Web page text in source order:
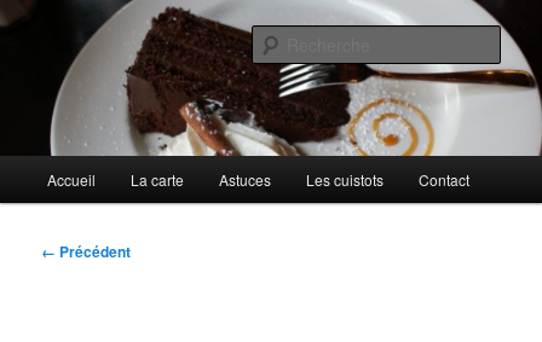
Aller
principalAu petit gargouillis
Cuisines d'internautes.
principal
Accueil La carte Astuces Les cuistots Contact
Navigation
← Précédent